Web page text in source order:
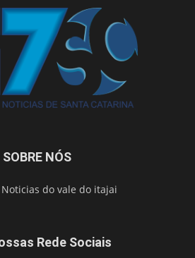
SOBRE NÓS
do vale do itajai
Rede Sociais